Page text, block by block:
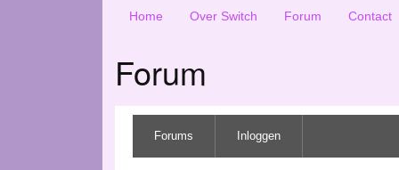
Home Over Switch Forum Contact
Forum
Forums Inloggen